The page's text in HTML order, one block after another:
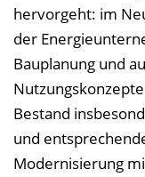
hervorgeht: im
der
Bauplanung und
Bestand
und
Modernisierung